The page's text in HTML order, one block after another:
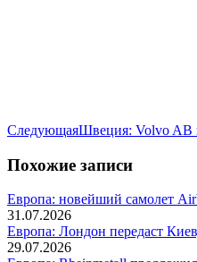
СледующаяСледующая
Швеция: Volvo AB
Похожие записи
Европа: новейший самолет
31.07.2026
Европа: Лондон передаст
29.07.2026